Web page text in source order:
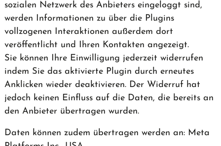
sozialen Netzwerk des Anbieters eingeloggt sind,
werden Informationen zu über die Plugins
vollzogenen Interaktionen außerdem dort
veröffentlicht und Ihren Kontakten angezeigt.
Sie können Ihre Einwilligung jederzeit widerrufen
indem Sie das aktivierte Plugin durch erneutes
Anklicken wieder deaktivieren. Der Widerruf hat
jedoch keinen Einfluss auf die Daten, die bereits an
den Anbieter übertragen wurden.
Daten können zudem übertragen werden an: Meta